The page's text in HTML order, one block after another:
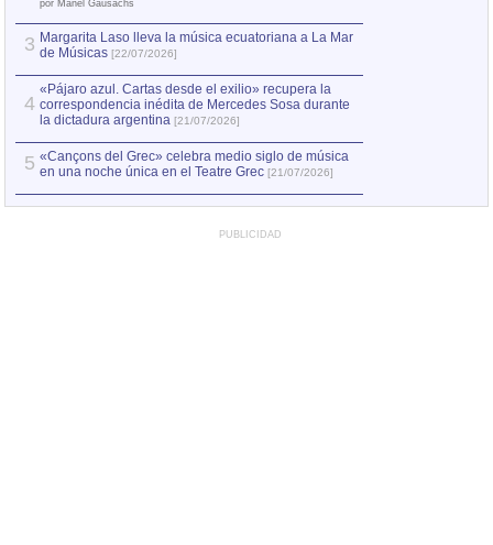
por Manel Gausachs
3 Margarita Laso lleva la música ecuatoriana a La Mar
de Músicas [22/07/2026]
4
«Pájaro azul. Cartas desde el exilio» recupera la
correspondencia inédita de Mercedes Sosa durante
la dictadura argentina [21/07/2026]
5 «Cançons del Grec» celebra medio siglo de música
en una noche única en el Teatre Grec [21/07/2026]
PUBLICIDAD